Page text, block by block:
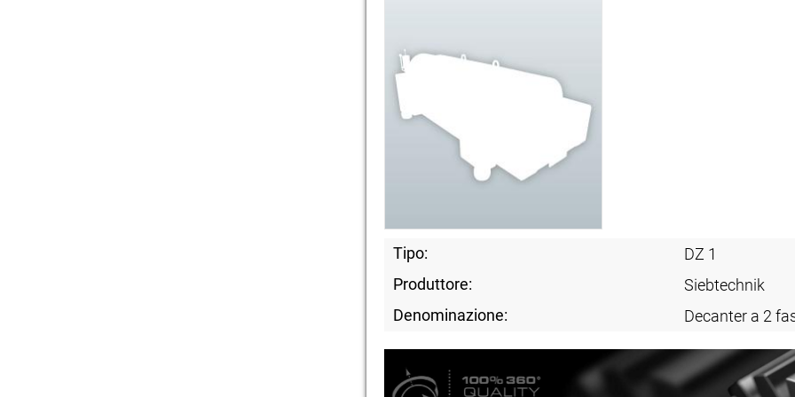
Tipo:
DZ 1
Produttore:
Siebtechnik
Denominazione:
Decanter a 2